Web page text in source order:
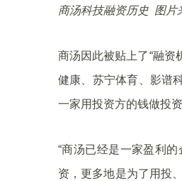
商汤科技融资历史 图片
商汤因此被贴上了“融资
健康、苏宁体育、影谱
一家用投资方的钱做投
“商汤已经是一家盈利
资，更多地是为了用投